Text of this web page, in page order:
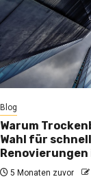
Blog
Warum
Wahl für
5 Monaten zuvor